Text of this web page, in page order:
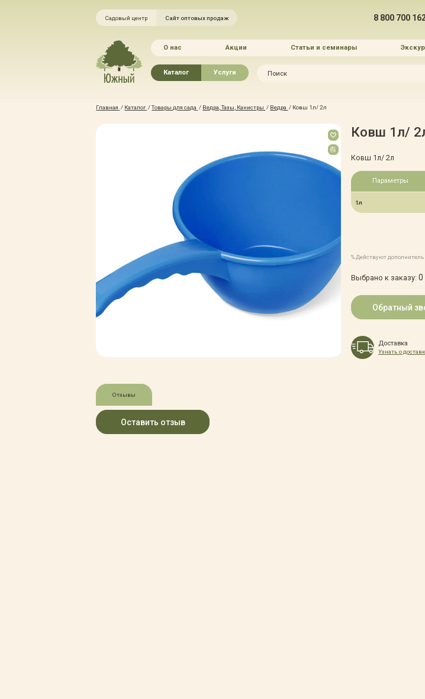
Садовый центр Сайт оптовых продаж 8 800 700
О нас Акции Статьи и семинары
Каталог
Хвойные растения
Водные растения
Растения вертикального
озеленения
Формованные растения
Экостория
Товары для сада
Грунты, удобрения, отсыпка
Зимние товары
Крупномеры
Консультации специалистов
Услуги
Благоустройство и озеленение
Уход за садом
Портфолио
Гарантии
Автополив
Главная / Каталог /Товары для сада / Ведра, Тазы, Канистры / Ведра / Ковш 1л/ 2л
Ковш 1л/
Ковш 1л/ 2л
Параметры
1л
% Действуют
Выбрано к заказу: 0
Обратный
Доставка
Узнать о
Отзывы
Оставить отзыв